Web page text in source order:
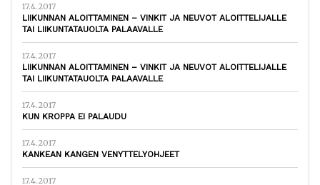
17.4.2017
LIIKUNNAN ALOITTAMINEN – VINKIT JA NEUVOT ALOITTELIJALLE
TAI LIIKUNTATAUOLTA PALAAVALLE
17.4.2017
LIIKUNNAN ALOITTAMINEN – VINKIT JA NEUVOT ALOITTELIJALLE
TAI LIIKUNTATAUOLTA PALAAVALLE
17.4.2017
KUN KROPPA EI PALAUDU
17.4.2017
KANKEAN KANGEN VENYTTELYOHJEET
17.4.2017